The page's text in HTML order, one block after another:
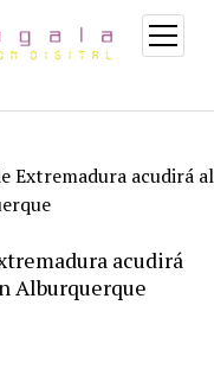
abrir
menú
Extremadura acudirá al
acudirá
Alburquerque